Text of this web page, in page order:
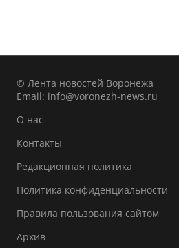
© Лента новостей Воронежа
Email: info@voronezh-news.ru
О нас
Контакты
Редакционная политика
Политика конфиденциальности
Правила пользования сайтом
Архив